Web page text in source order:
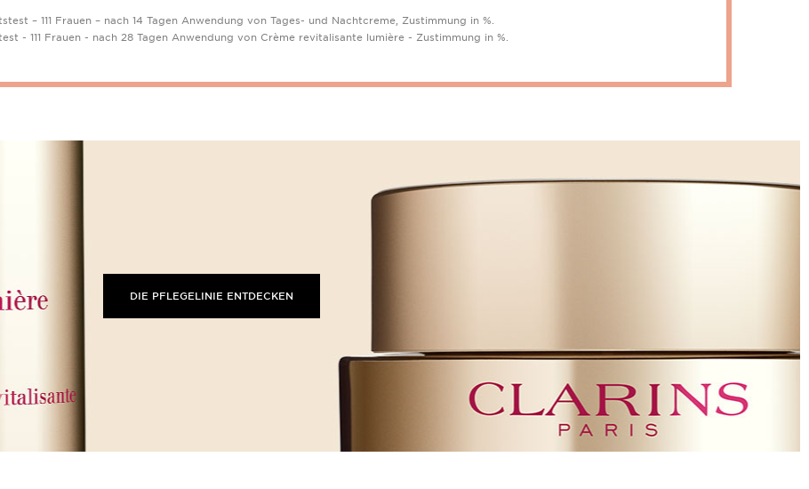
– 111 Frauen – nach 14 Tagen Anwendung von Tages- und Nachtcreme, Zustimmung in %.
- 111 Frauen - nach 28 Tagen Anwendung von Crème revitalisante lumière - Zustimmung in %.
DIE PFLEGELINIE ENTDECKEN